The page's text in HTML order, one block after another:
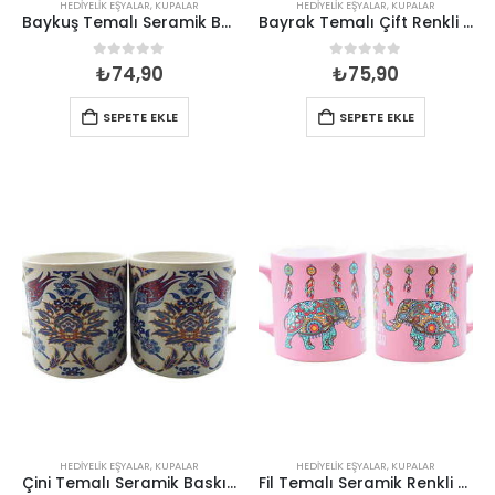
HEDIYELIK EŞYALAR, KUPALAR
Baykuş Temalı Seramik Baskılı Kupa
0 out of 5
₺74,90
SEPETE EKLE
HEDIYELIK EŞYALAR, KUPALAR
Bayrak Temalı Çift Renkli Cam Kupa
0 out of 5
₺75,90
SEPETE EKLE
HEDIYELIK EŞYALAR, KUPALAR
Çini Temalı Seramik Baskılı Kupa
HEDIYELIK EŞYALAR, KUPALAR
Fil Temalı Seramik Renkli Kupa